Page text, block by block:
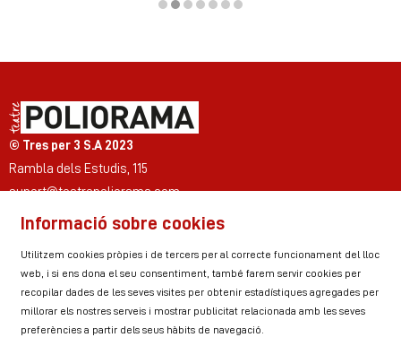
© Tres per 3 S.A 2023
Rambla dels Estudis, 115
suport@teatrepoliorama.com
Link a instagram
Link a youtube
Link a twitter
Link a facebook
Link a ticktok
Link a linkedin
Sitemap Avís Legal Ús de Cookies
Informació sobre cookies
Utilitzem cookies pròpies i de tercers per al correcte funcionament del lloc
web, i si ens dona el seu consentiment, també farem servir cookies per
recopilar dades de les seves visites per obtenir estadístiques agregades per
millorar els nostres serveis i mostrar publicitat relacionada amb les seves
preferències a partir dels seus hàbits de navegació.